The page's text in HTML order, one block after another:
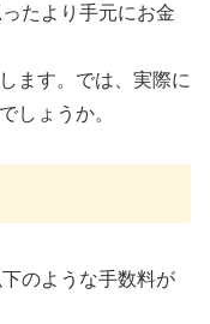
たより手元にお金
ます。では、実際に
しょうか。
のような手数料が